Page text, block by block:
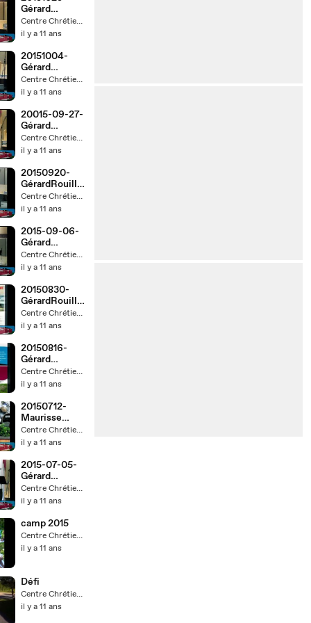
Gérard
Rouillard
Centre Chrétien d'Amos
il y a 11 ans
20151004-
Gérard
Rouillard
Centre Chrétien d'Amos
il y a 11 ans
20015-09-27-
Gérard
Rouillard
Centre Chrétien d'Amos
il y a 11 ans
20150920-
GérardRouillar
d
Centre Chrétien d'Amos
il y a 11 ans
2015-09-06-
Gérard
Rouillard
Centre Chrétien d'Amos
il y a 11 ans
20150830-
GérardRouillar
d
Centre Chrétien d'Amos
il y a 11 ans
20150816-
Gérard
Rouillard
Centre Chrétien d'Amos
il y a 11 ans
20150712-
Maurisse
Massé
Centre Chrétien d'Amos
il y a 11 ans
2015-07-05-
Gérard
Rouillard
Centre Chrétien d'Amos
il y a 11 ans
camp 2015
Centre Chrétien d'Amos
il y a 11 ans
Défi
Centre Chrétien d'Amos
il y a 11 ans